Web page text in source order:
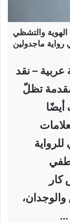
الهوية والتشظي
رواية ماجدولين
عربية – نقد
مقدمة تظلّ
أيضًا
…